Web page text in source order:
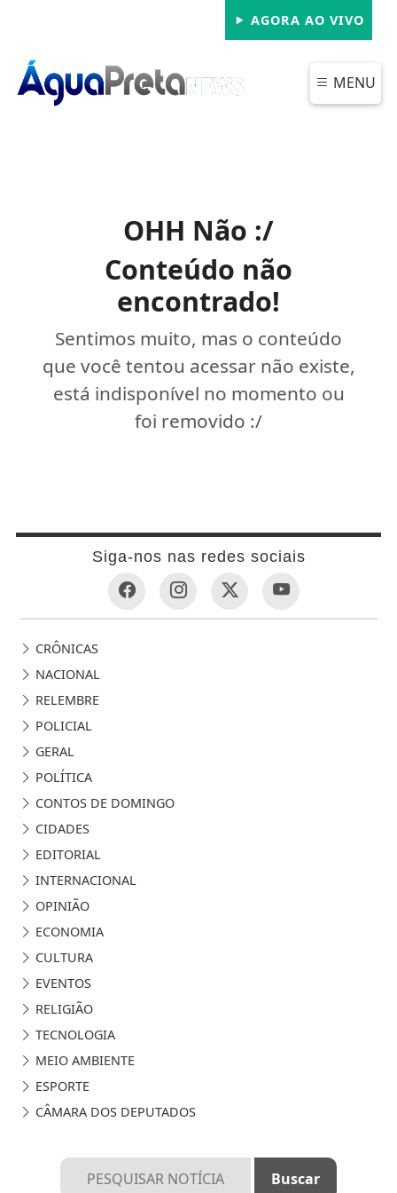
AGORA AO VIVO
MENU
OHH Não :/
Conteúdo não
encontrado!
Sentimos muito, mas o conteúdo
que você tentou acessar não existe,
está indisponível no momento ou
foi removido :/
Siga-nos nas redes sociais
CRÔNICAS
NACIONAL
RELEMBRE
POLICIAL
GERAL
POLÍTICA
CONTOS DE DOMINGO
CIDADES
EDITORIAL
INTERNACIONAL
OPINIÃO
ECONOMIA
CULTURA
EVENTOS
RELIGIÃO
TECNOLOGIA
MEIO AMBIENTE
ESPORTE
CÂMARA DOS DEPUTADOS